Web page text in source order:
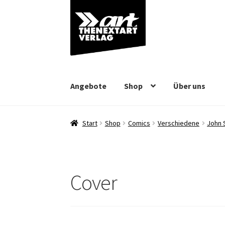
Zur
Navigation
springen
Zum
Inhalt
springen
Angebote Shop Über uns
Start Shop Comics Verschiedene John
Cover